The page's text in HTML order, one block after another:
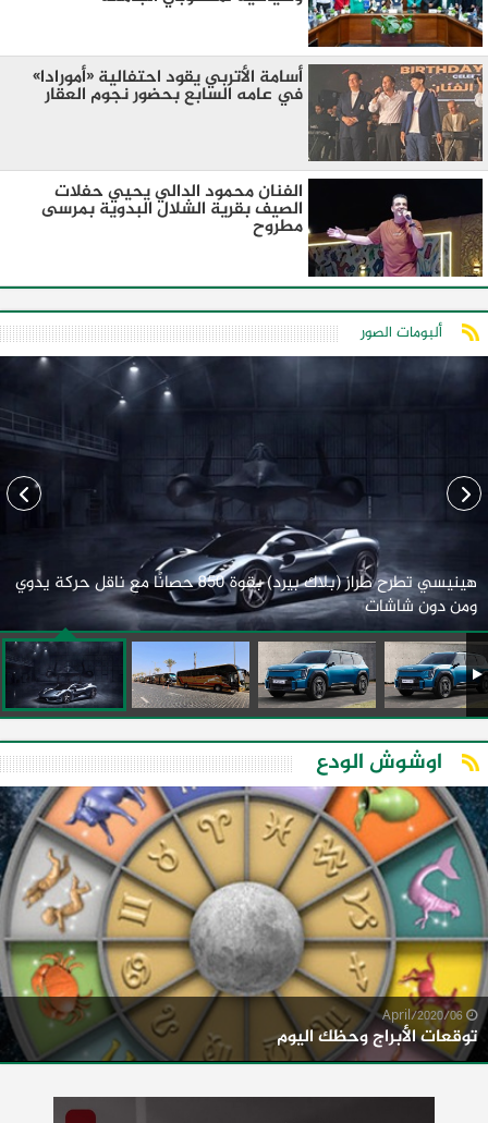
أسامة الأتربي يقود احتفالية «أمورادا»
في عامه السابع بحضور نجوم العقار
الفنان محمود الدالي يحيي حفلات
الصيف بقرية الشلال البدوية بمرسى
مطروح
ألبومات الصور
هينيسي تطرح طراز (بلاك بيرد) بقوة 850 حصانًا مع ناقل حركة يدوي
ومن دون شاشات
اوشوش الودع
توقعات الأبراج وحظك اليوم